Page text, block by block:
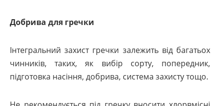
Добрива для гречки
Інтегральний захист гречки залежить від багатьох
чинників, таких, як вибір сорту, попередник,
підготовка насіння, добрива, система захисту тощо.